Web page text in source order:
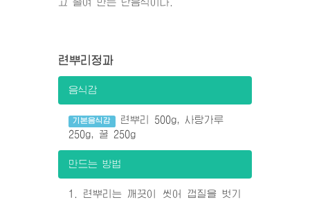
고 졸여 만든 단음식이다.
련뿌리정과
음식감
기본음식감
련뿌리 500g, 사탕가루
250g, 꿀 250g
만드는 방법
1. 련뿌리는 깨끗이 씻어 껍질을 벗기